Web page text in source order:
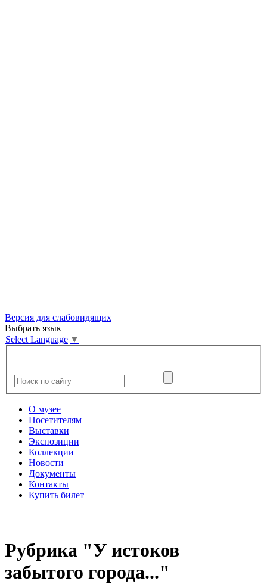
Версия для слабовидящих
Выбрать язык
Select Language ▼
О музее
Посетителям
Выставки
Экспозиции
Коллекции
Новости
Документы
Контакты
Купить билет
Рубрика "У истоков
забытого города..."